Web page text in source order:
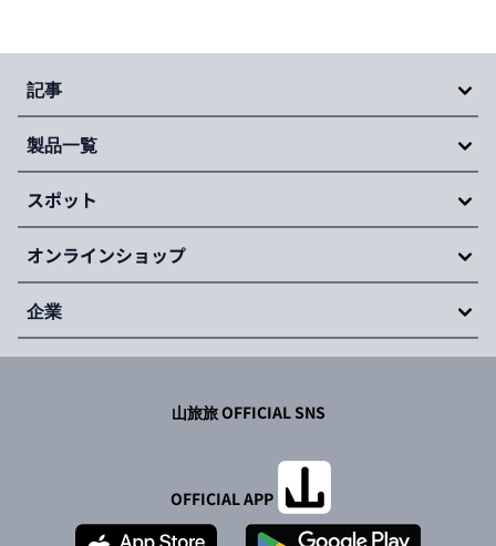
記事
製品一覧
スポット
オンラインショップ
企業
山旅旅 OFFICIAL SNS
OFFICIAL APP